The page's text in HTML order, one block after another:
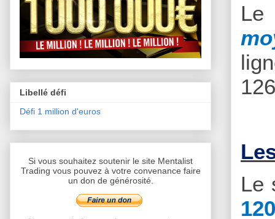
Le
Le
Libellé défi
Défi 1 million d'euros
Si vous souhaitez soutenir le site Mentalist
Trading vous pouvez à votre convenance faire
un don de générosité.